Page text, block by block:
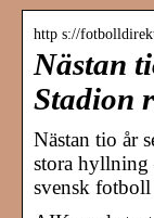
http s://
Nästan
Stadion
Nästan tio år
stora
svensk fotboll